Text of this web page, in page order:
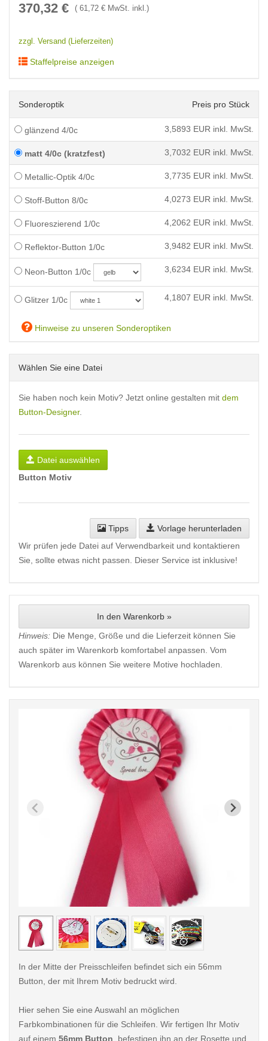
370,32 € ( 61,72 € MwSt. inkl.)
zzgl. Versand (Lieferzeiten)
Staffelpreise anzeigen
Sonderoptik Preis pro Stück
glänzend 4/0c 3,5893 EUR inkl. MwSt.
matt 4/0c (kratzfest) 3,7032 EUR inkl. MwSt.
Metallic-Optik 4/0c 3,7735 EUR inkl. MwSt.
Stoff-Button 8/0c 4,0273 EUR inkl. MwSt.
Fluoreszierend 1/0c 4,2062 EUR inkl. MwSt.
Reflektor-Button 1/0c 3,9482 EUR inkl. MwSt.
Neon-Button 1/0c 3,6234 EUR inkl. MwSt.
Glitzer 1/0c 4,1807 EUR inkl. MwSt.
Hinweise zu unseren Sonderoptiken
Wählen Sie eine Datei
Sie haben noch kein Motiv? Jetzt online gestalten mit dem
Button-Designer.
Datei auswählen
Button Motiv
Tipps
Vorlage herunterladen
Wir prüfen jede Datei auf Verwendbarkeit und kontaktieren
Sie, sollte etwas nicht passen. Dieser Service ist inklusive!
In den Warenkorb »
Hinweis: Die Menge, Größe und die Lieferzeit können Sie
auch später im Warenkorb komfortabel anpassen. Vom
Warenkorb aus können Sie weitere Motive hochladen.
< /picture>
In der Mitte der Preisschleifen befindet sich ein 56mm
Button, der mit Ihrem Motiv bedruckt wird.
Hier sehen Sie eine Auswahl an möglichen
Farbkombinationen für die Schleifen. Wir fertigen Ihr Motiv
auf einem 56mm Button , befestigen ihn an der Rosette und